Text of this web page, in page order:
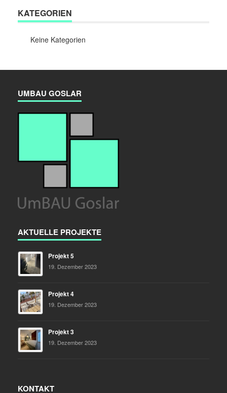
KATEGORIEN
Keine Kategorien
UMBAU GOSLAR
AKTUELLE PROJEKTE
Projekt 5
19. Dezember 2023
Projekt 4
19. Dezember 2023
Projekt 3
19. Dezember 2023
KONTAKT